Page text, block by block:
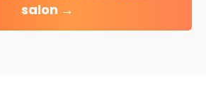
salon →